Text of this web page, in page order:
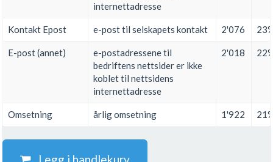
internettadresse
Kontakt Epost e-post til selskapets kontakt 2'076
E-post (annet)
e-postadressene til
bedriftens nettsider er ikke
koblet til nettsidens
internettadresse
2'018
Omsetning årlig omsetning 1'922